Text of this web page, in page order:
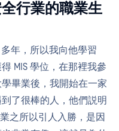
行業的職業生
年，所以我向他學習
MIS 學位，在那裡我參
畢業後，我開始在一家
了很棒的人，他們説明
之所以引人入勝，是因